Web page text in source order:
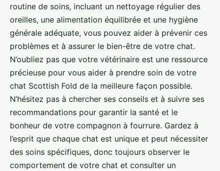
routine de soins, incluant un nettoyage régulier des
oreilles, une alimentation équilibrée et une hygiène
générale adéquate, vous pouvez aider à prévenir ces
problèmes et à assurer le bien-être de votre chat.
N’oubliez pas que votre vétérinaire est une ressource
précieuse pour vous aider à prendre soin de votre
chat Scottish Fold de la meilleure façon possible.
N’hésitez pas à chercher ses conseils et à suivre ses
recommandations pour garantir la santé et le
bonheur de votre compagnon à fourrure. Gardez à
l’esprit que chaque chat est unique et peut nécessiter
des soins spécifiques, donc toujours observer le
comportement de votre chat et consulter un